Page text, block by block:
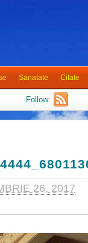
Sanatate Citate
Follow:
26, 2017